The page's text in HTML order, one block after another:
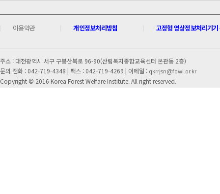
이용약관 개인정보처리방침 고정형 영상정보처리기기
주소 : 대전광역시 서구 구봉산북로 96-90(산림복지종합교육센터 본관동 2층)
문의 전화 : 042-719-4348 | 팩스 : 042-719-4269 | 이메일 : qkrrjsn@fowi.or.kr
Copyright © 2016 Korea Forest Welfare Institute. All right reserved.